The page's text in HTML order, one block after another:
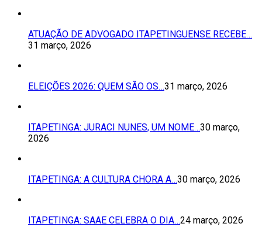
ATUAÇÃO DE ADVOGADO ITAPETINGUENSE RECEBE…
31 março, 2026
ELEIÇÕES 2026: QUEM SÃO OS…31 março, 2026
ITAPETINGA: JURACI NUNES, UM NOME…30 março,
2026
ITAPETINGA: A CULTURA CHORA A…30 março, 2026
ITAPETINGA: SAAE CELEBRA O DIA…24 março, 2026